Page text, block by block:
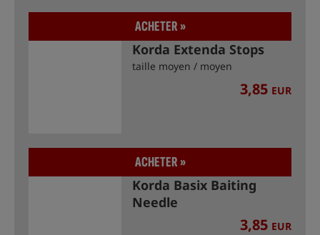
ACHETER »
Korda Extenda Stops
taille moyen / moyen
3,85 EUR
ACHETER »
Korda Basix Baiting
Needle
3,85 EUR